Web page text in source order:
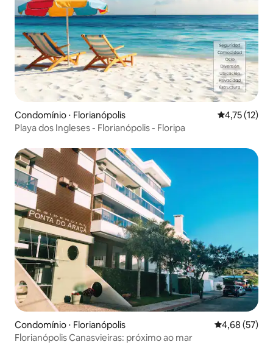
Condomínio ⋅ Florianópolis 4,75 de uma
4,75 (12)
Playa dos Ingleses - Florianópolis - Floripa
Condomínio ⋅ Florianópolis 4,68 de uma
4,68 (57)
Florianópolis Canasvieiras: próximo ao mar